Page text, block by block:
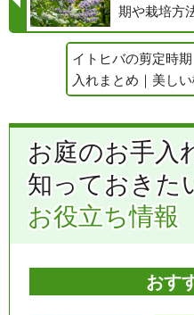
期や栽培方
イトヒバの剪定時
入れまとめ｜美し
お庭のお手入
知っておきた
お役立ち情報
おす